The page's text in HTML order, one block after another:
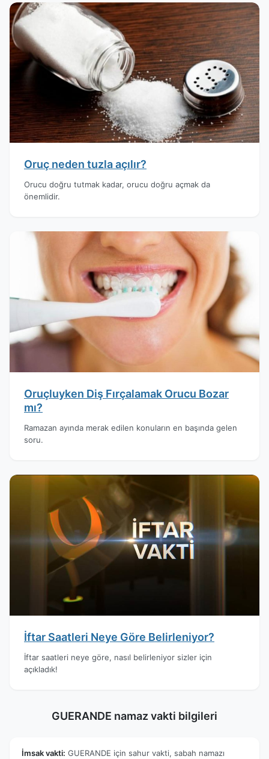
Oruç neden tuzla açılır?
Orucu doğru tutmak kadar, orucu doğru açmak da
önemlidir.
Oruçluyken Diş Fırçalamak Orucu Bozar
mı?
Ramazan ayında merak edilen konuların en başında gelen
soru.
İftar Saatleri Neye Göre Belirleniyor?
İftar saatleri neye göre, nasıl belirleniyor sizler için
açıkladık!
GUERANDE namaz vakti bilgileri
İmsak vakti: GUERANDE için sahur vakti, sabah namazı